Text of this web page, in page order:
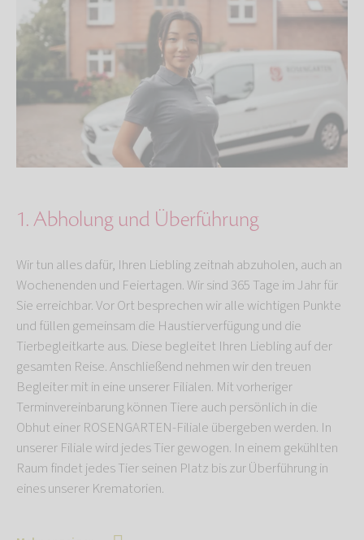
1. Abholung und Überführung
Wir tun alles dafür, Ihren Liebling zeitnah abzuholen, auch an
Wochenenden und Feiertagen. Wir sind 365 Tage im Jahr für
Sie erreichbar. Vor Ort besprechen wir alle wichtigen Punkte
und füllen gemeinsam die Haustierverfügung und die
Tierbegleitkarte aus. Diese begleitet Ihren Liebling auf der
gesamten Reise. Anschließend nehmen wir den treuen
Begleiter mit in eine unserer Filialen. Mit vorheriger
Terminvereinbarung können Tiere auch persönlich in die
Obhut einer ROSENGARTEN-Filiale übergeben werden. In
unserer Filiale wird jedes Tier gewogen. In einem gekühlten
Raum findet jedes Tier seinen Platz bis zur Überführung in
eines unserer Krematorien.